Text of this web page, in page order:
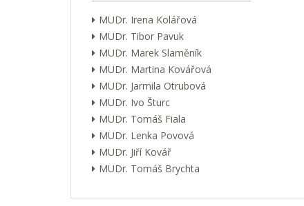
MUDr. Irena Kolářová
MUDr. Tibor Pavuk
MUDr. Marek Slaměník
MUDr. Martina Kovářová
MUDr. Jarmila Otrubová
MUDr. Ivo Šturc
MUDr. Tomáš Fiala
MUDr. Lenka Povová
MUDr. Jiří Kovář
MUDr. Tomáš Brychta